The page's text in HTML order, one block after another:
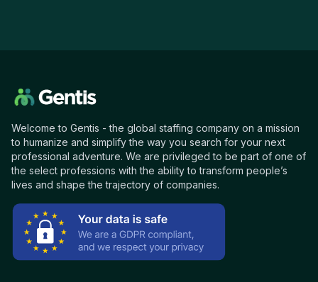
Welcome to Gentis - the global staffing company on a mission
to humanize and simplify the way you search for your next
professional adventure. We are privileged to be part of one of
the select professions with the ability to transform people’s
lives and shape the trajectory of companies.